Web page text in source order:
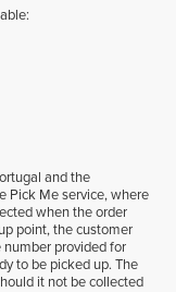
and the
Pick Me service, where
when the order
point, the customer
provided for
to be picked up. The
it not be collected